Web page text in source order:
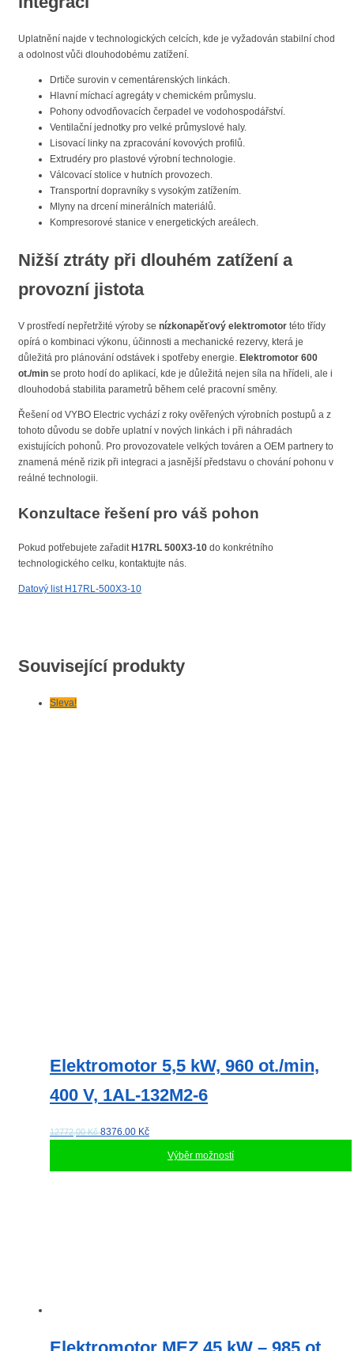
Uplatnění najde v technologických celcích, kde je vyžadován stabilní chod
a odolnost vůči dlouhodobému zatížení.
Drtiče surovin v cementárenských linkách.
Hlavní míchací agregáty v chemickém průmyslu.
Pohony odvodňovacích čerpadel ve vodohospodářství.
Ventilační jednotky pro velké průmyslové haly.
Lisovací linky na zpracování kovových profilů.
Extrudéry pro plastové výrobní technologie.
Válcovací stolice v hutních provozech.
Transportní dopravníky s vysokým zatížením.
Mlyny na drcení minerálních materiálů.
Kompresorové stanice v energetických areálech.
Nižší ztráty při dlouhém zatížení a
provozní jistota
V prostředí nepřetržité výroby se nízkonapěťový elektromotor této třídy
opírá o kombinaci výkonu, účinnosti a mechanické rezervy, která je
důležitá pro plánování odstávek i spotřeby energie. Elektromotor 600
ot./min se proto hodí do aplikací, kde je důležitá nejen síla na hřídeli, ale i
dlouhodobá stabilita parametrů během celé pracovní směny.
Řešení od VYBO Electric vychází z roky ověřených výrobních postupů a z
tohoto důvodu se dobře uplatní v nových linkách i při náhradách
existujících pohonů. Pro provozovatele velkých továren a OEM partnery to
znamená méně rizik při integraci a jasnější představu o chování pohonu v
reálné technologii.
Konzultace řešení pro váš pohon
Pokud potřebujete zařadit H17RL 500X3-10 do konkrétního
technologického celku, kontaktujte nás.
Datový list H17RL-500X3-10
Související produkty
Sleva!
Elektromotor 5,5 kW, 960 ot./min,
400 V, 1AL-132M2-6
12772,00 Kč8376.00 Kč
Výběr možností